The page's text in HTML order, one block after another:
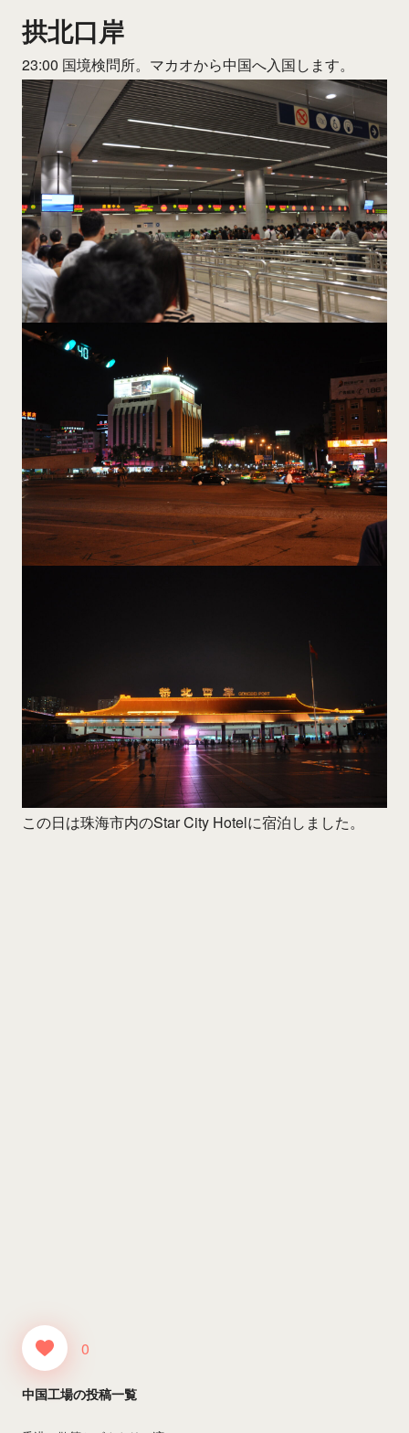
拱北口岸
23:00 国境検問所。マカオから中国へ入国します。
この日は珠海市内のStar City Hotelに宿泊しました。
0
中国工場の投稿一覧